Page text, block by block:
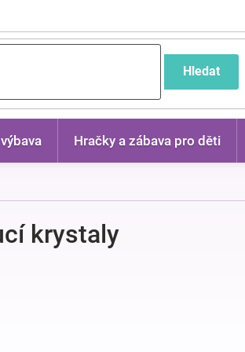
Hledat
Hračky a zábava pro děti
krystaly